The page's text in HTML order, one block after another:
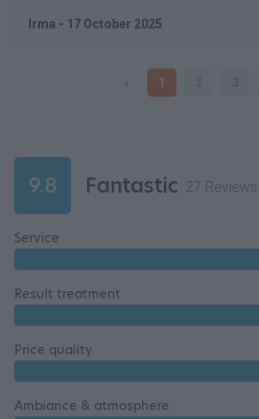
Irma - 17 October 2025
‹ 1
9.8 Fantastic 27 Reviews
Service
Result treatment
Price quality
Ambiance & atmosphere